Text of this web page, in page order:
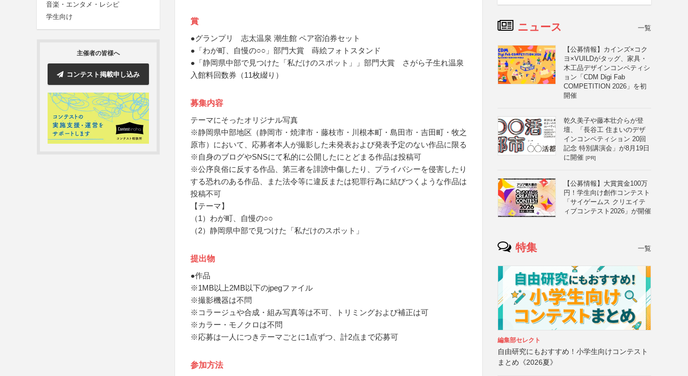
音楽・エンタメ・レシピ
学生向け
主催者の皆様へ
コンテスト掲載申し込み
賞
●グランプリ 志太温泉 潮生館 ペア宿泊券セット
●「わが町、自慢の○○」部門大賞 蒔絵フォトスタンド
●「静岡県中部で見つけた「私だけのスポット」」部門大賞 さがら子生れ温泉
入館料回数券（11枚綴り）
募集内容
テーマにそったオリジナル写真
※静岡県中部地区（静岡市・焼津市・藤枝市・川根本町・島田市・吉田町・牧之
原市）において、応募者本人が撮影した未発表および発表予定のない作品に限る
※自身のブログやSNSにて私的に公開したにとどまる作品は投稿可
※公序良俗に反する作品、第三者を誹謗中傷したり、プライバシーを侵害したり
する恐れのある作品、また法令等に違反または犯罪行為に結びつくような作品は
投稿不可
【テーマ】
（1）わが町、自慢の○○
（2）静岡県中部で見つけた「私だけのスポット」
提出物
●作品
※1MB以上2MB以下のjpegファイル
※撮影機器は不問
※コラージュや合成・組み写真等は不可、トリミングおよび補正は可
※カラー・モノクロは不問
※応募は一人につきテーマごとに1点ずつ、計2点まで応募可
参加方法
ニュース 一覧
【公募情報】カインズ×コク
ヨ×VUILDがタッグ、家具・
木工品デザインコンペティシ
ョン「CDM Digi Fab
COMPETITION 2026」を初
開催
乾久美子や藤本壮介らが登
壇、「長谷工 住まいのデザ
インコンペティション 20回
記念 特別講演会」が8月19日
に開催 [PR]
【公募情報】大賞賞金100万
円！学生向け創作コンテスト
「サイゲームス クリエイテ
ィブコンテスト2026」が開催
特集 一覧
編集部セレクト
自由研究にもおすすめ！小学生向けコンテスト
まとめ《2026夏》